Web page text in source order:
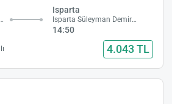
Nevşehir Kapadokya Havalimanı
Isparta
Isparta Süleyman Demirel Havalimanı
14:50
4.043 TL